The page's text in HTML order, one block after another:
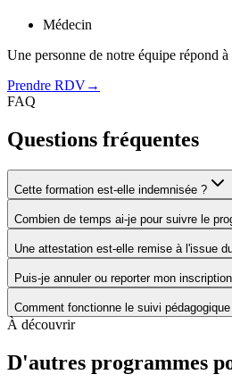
Médecin
Une personne de notre équipe répond
Prendre RDV→
FAQ
Questions fréquentes
Cette formation est-elle indemnisée ?
Combien de temps ai-je pour suivre le
Une attestation est-elle remise à l'issue
Puis-je annuler ou reporter mon
Comment fonctionne le suivi
À découvrir
D'autres programmes